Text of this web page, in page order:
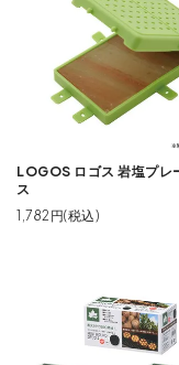
LOGOS ロゴス 岩塩プレ
ス
1,782円(税込)